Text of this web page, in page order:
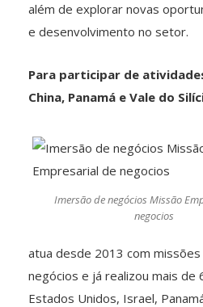
além de explorar novas
e desenvolvimento no setor.
Para participar de
China, Panamá e Vale do
Imersão de negócios Missão
negocios
atua desde 2013 com
negócios e já realizou mais de
Estados Unidos, Israel,